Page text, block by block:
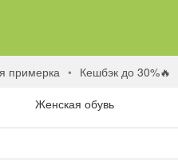
примерка кешбэк до 30%🔥
Женская обувь